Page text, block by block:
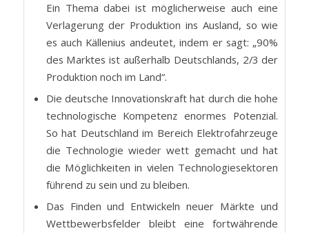
Ein Thema dabei ist möglicherweise auch eine
Verlagerung der Produktion ins Ausland, so wie
es auch Källenius andeutet, indem er sagt: „90%
des Marktes ist außerhalb Deutschlands, 2/3 der
Produktion noch im Land“.
Die deutsche Innovationskraft hat durch die hohe
technologische Kompetenz enormes Potenzial.
So hat Deutschland im Bereich Elektrofahrzeuge
die Technologie wieder wett gemacht und hat
die Möglichkeiten in vielen Technologiesektoren
führend zu sein und zu bleiben.
Das Finden und Entwickeln neuer Märkte und
Wettbewerbsfelder bleibt eine fortwährende